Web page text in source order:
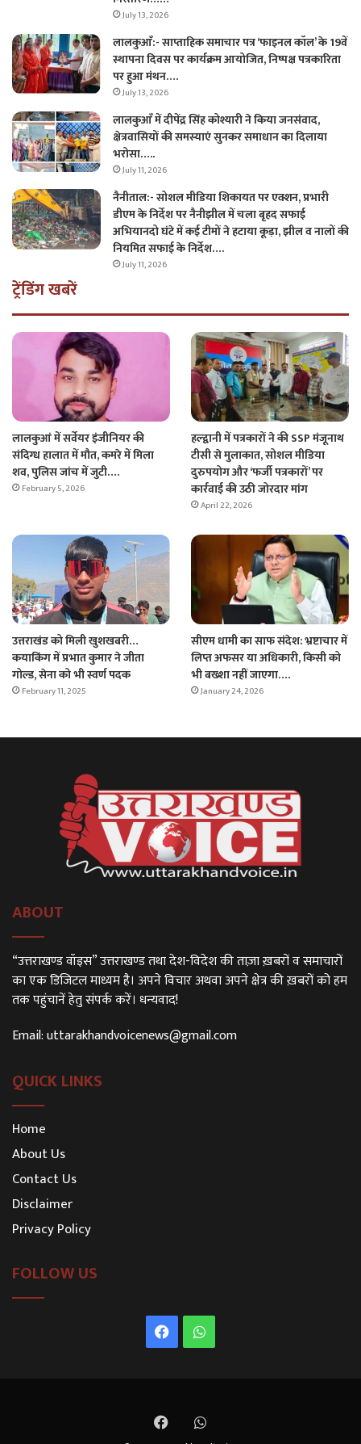
July 13, 2026
लालकुआँ:- साप्ताहिक समाचार पत्र ‘फाइनल कॉल’ के 19वें
स्थापना दिवस पर कार्यक्रम आयोजित, निष्पक्ष पत्रकारिता
पर हुआ मंथन….
July 13, 2026
लालकुआँ में दीपेंद्र सिंह कोश्यारी ने किया जनसंवाद,
क्षेत्रवासियों की समस्याएं सुनकर समाधान का दिलाया
भरोसा…..
July 11, 2026
नैनीताल:- सोशल मीडिया शिकायत पर एक्शन, प्रभारी
डीएम के निर्देश पर नैनीझील में चला बृहद सफाई
अभियानदो घंटे में कई टीमों ने हटाया कूड़ा, झील व नालों की
नियमित सफाई के निर्देश….
July 11, 2026
ट्रेंडिंग खबरें
लालकुआं में सर्वेयर इंजीनियर की
संदिग्ध हालात में मौत, कमरे में मिला
शव, पुलिस जांच में जुटी….
February 5, 2026
हल्द्वानी में पत्रकारों ने की SSP मंजूनाथ
टीसी से मुलाकात, सोशल मीडिया
दुरुपयोग और ‘फर्जी पत्रकारों’ पर
कार्रवाई की उठी जोरदार मांग
April 22, 2026
उत्तराखंड को मिली खुशखबरी…
कयाकिंग में प्रभात कुमार ने जीता
गोल्ड, सेना को भी स्वर्ण पदक
February 11, 2025
सीएम धामी का साफ संदेश: भ्रष्टाचार में
लिप्त अफसर या अधिकारी, किसी को
भी बख्शा नहीं जाएगा….
January 24, 2026
ABOUT
“उत्तराखण्ड वॉइस” उत्तराखण्ड तथा देश-विदेश की ताज़ा ख़बरों व समाचारों
का एक डिजिटल माध्यम है। अपने विचार अथवा अपने क्षेत्र की ख़बरों को हम
तक पहुंचानें हेतु संपर्क करें। धन्यवाद!
Email:uttarakhandvoicenews@gmail.com
QUICK LINKS
Home
About Us
Contact Us
Disclaimer
Privacy Policy
FOLLOW US
FacebookWhatsApp
FacebookWhatsApp